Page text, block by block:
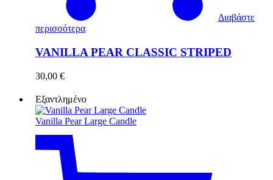
Διαβάστε
περισσότερα
VANILLA PEAR CLASSIC STRIPED
30,00 €
Εξαντλημένο
Vanilla Pear Large Candle